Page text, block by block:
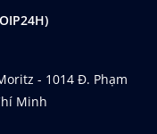
- 1014 Đ. Phạm
Minh